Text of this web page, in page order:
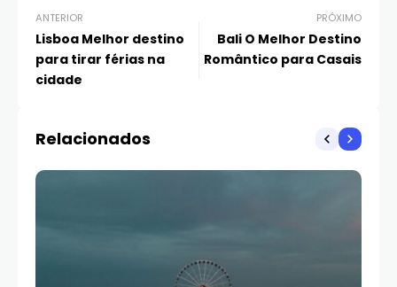
ANTERIOR
Lisboa Melhor destino
para tirar férias na
cidade
PRÓXIMO
Bali O Melhor Destino
Romântico para Casais
Relacionados